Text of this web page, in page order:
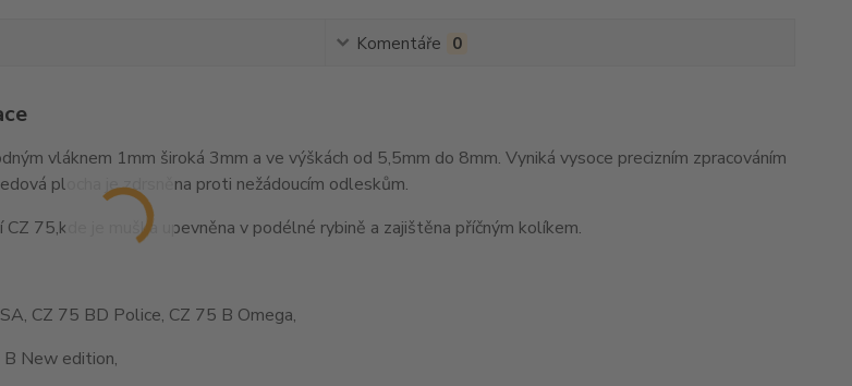
Komentáře 0
vláknem 1mm široká 3mm a ve výškách od 5,5mm do 8mm. Vyniká vysoce precizním zpracováním
plocha je zdrsněna proti nežádoucím odleskům.
75,kde je muška upevněna v podélné rybině a zajištěna příčným kolíkem.
CZ 75 BD Police, CZ 75 B Omega,
New edition,